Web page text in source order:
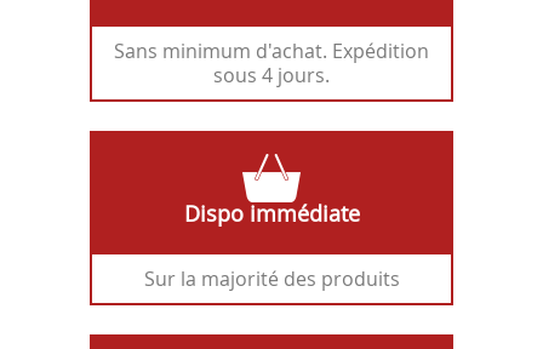
Sans minimum d'achat. Expédition
sous 4 jours.
Dispo immédiate
Sur la majorité des produits